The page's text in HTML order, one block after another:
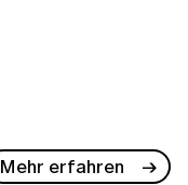
Mehr erfahren